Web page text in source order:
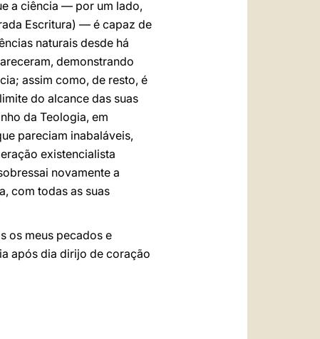
a ciência — por um lado,
Escritura) — é capaz de
naturais desde há
demonstrando
assim como, de resto, é
do alcance das suas
da Teologia, em
pareciam inabaláveis,
existencialista
novamente a
com todas as suas
os meus pecados e
após dia dirijo de coração